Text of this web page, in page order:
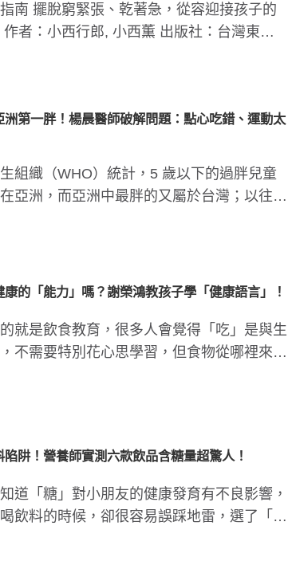
南 擺脫窮緊張、乾著急，從容迎接孩子的
者：小西行郎, 小西薫 出版社：台灣東販
洲第一胖！楊晨醫師破解問題：點心吃錯、運動太
組織（WHO）統計，5 歲以下的過胖兒童
亞洲，而亞洲中最胖的又屬於台灣；以往被
的「能力」嗎？謝榮鴻教孩子學「健康語言」！
的就是飲食教育，很多人會覺得「吃」是與生
不需要特別花心思學習，但食物從哪裡來、
陷阱！營養師實測六款飲品含糖量超驚人！
道「糖」對小朋友的健康發育有不良影響，
飲料的時候，卻很容易誤踩地雷，選了「看